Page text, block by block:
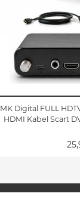
MK Digital FULL
HDMI Kabel Scart